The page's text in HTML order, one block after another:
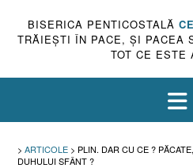
BISERICA PENTICOSTALĂ
TRĂIEŞTI ÎN PACE, ŞI PACEA
TOT CE ESTE
> ARTICOLE > PLIN. DAR CU CE ?
DUHULUI SFÂNT ?